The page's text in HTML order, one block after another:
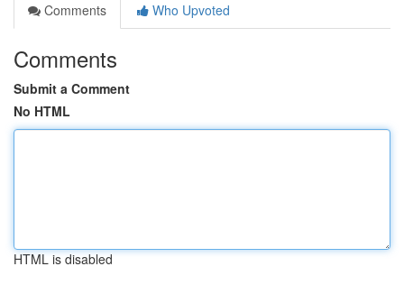
Comments
Who Upvoted
Comments
Submit a Comment
No HTML
HTML is disabled